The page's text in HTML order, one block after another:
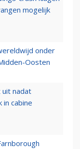
mogelijk
onder
Oosten
uit nadat
cabine